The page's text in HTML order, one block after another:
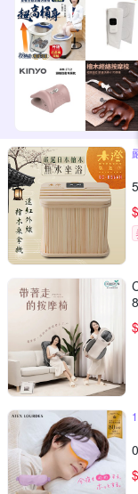
$
$
$